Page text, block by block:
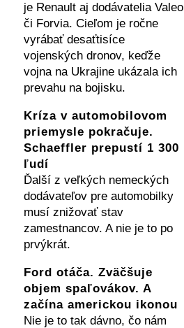
je Renault aj dodávatelia Valeo
či Forvia. Cieľom je ročne
vyrábať desaťtisíce
vojenských dronov, keďže
vojna na Ukrajine ukázala ich
prevahu na bojisku.
Kríza v automobilovom
priemysle pokračuje.
Schaeffler prepustí 1 300
ľudí
Ďalší z veľkých nemeckých
dodávateľov pre automobilky
musí znižovať stav
zamestnancov. A nie je to po
prvýkrát.
Ford otáča. Zväčšuje
objem spaľovákov. A
začína americkou ikonou
Nie je to tak dávno, čo nám